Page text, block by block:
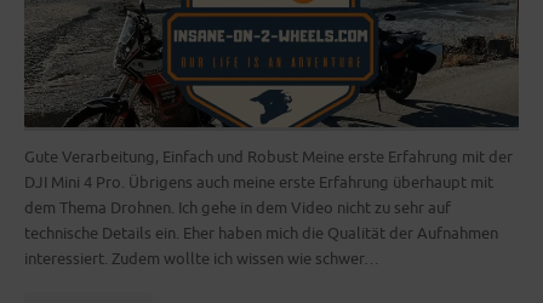
Gute Verarbeitung, Einfach und Robust Meine erste Erfahrung mit der
DJI Mini 4 Pro. Übrigens auch meine erste Erfahrung überhaupt mit
dem Thema Drohnen. Ich gehe in dem Video nicht zu sehr auf
technische Details ein. Eher haben mich die Qualität der Aufnahmen
interessiert. Zudem wollte ich wissen wie schwer…